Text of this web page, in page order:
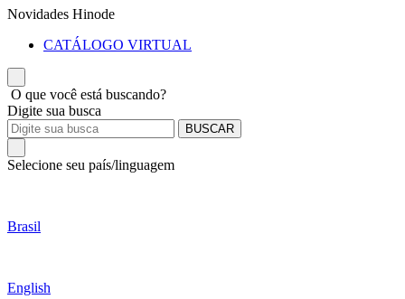
Novidades Hinode
CATÁLOGO VIRTUAL
O que você está buscando?
Digite sua busca
BUSCAR
Selecione seu país/linguagem
Brasil
English